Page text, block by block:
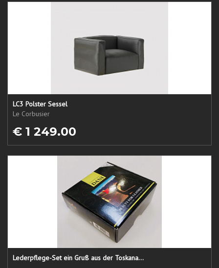
LC3 Polster Sessel
Le Corbusier
€ 1 249.00
Lederpflege-Set ein Gruß aus der Toskana...